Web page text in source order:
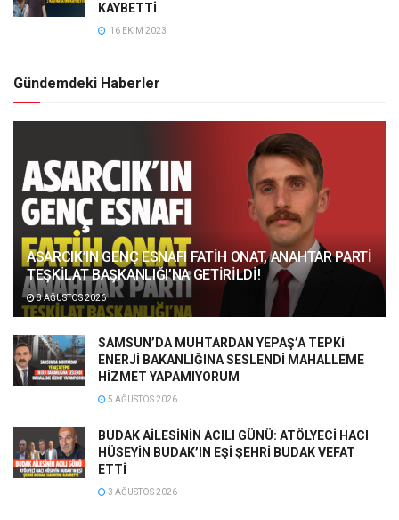
KAYBETTİ
16 EKIM 2023
Gündemdeki Haberler
ASARCIK’IN GENÇ ESNAFI FATİH ONAT, ANAHTAR PARTİ
TEŞKİLAT BAŞKANLIĞI’NA GETİRİLDİ!
8 AĞUSTOS 2026
SAMSUN’DA MUHTARDAN YEPAŞ’A TEPKİ
ENERJİ BAKANLIĞINA SESLENDİ MAHALLEME
HİZMET YAPAMIYORUM
5 AĞUSTOS 2026
BUDAK AİLESİNİN ACILI GÜNÜ: ATÖLYECİ HACI
HÜSEYİN BUDAK’IN EŞİ ŞEHRİ BUDAK VEFAT
ETTİ
3 AĞUSTOS 2026